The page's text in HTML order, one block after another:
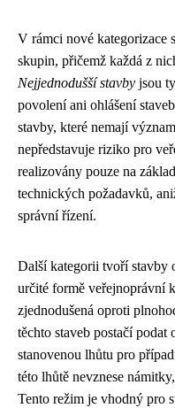
V rámci nové kategorizace
skupin, přičemž každá z
Nejjednodušší stavby jsou
povolení ani ohlášení
stavby, které nemají
nepředstavuje riziko pro
realizovány pouze na
technických požadavků,
správní řízení.
Další kategorii tvoří stavby
určité formě veřejnoprávní
zjednodušená oproti
těchto staveb postačí podat
stanovenou lhůtu pro
této lhůtě nevznese
Tento režim je vhodný pro